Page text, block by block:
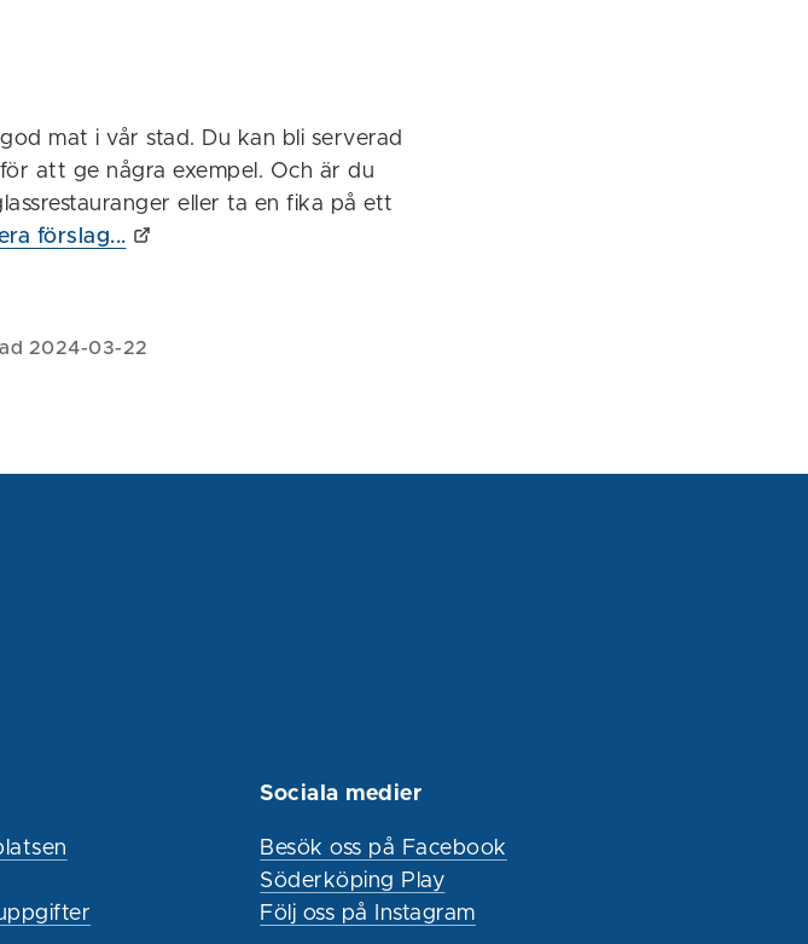
mat i vår stad. Du kan bli serverad
att ge några exempel. Och är du
eller ta en fika på ett
förslag...
2024-03-22
Sociala medier
Besök oss på Facebook
Söderköping Play
Följ oss på Instagram